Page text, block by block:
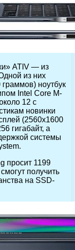
ATIV — из
из них
граммов) ноутбук
Intel Core M-
12 с
новинки
(2560х1600
гигабайт, а
системы
просит 1199
получить
на SSD-